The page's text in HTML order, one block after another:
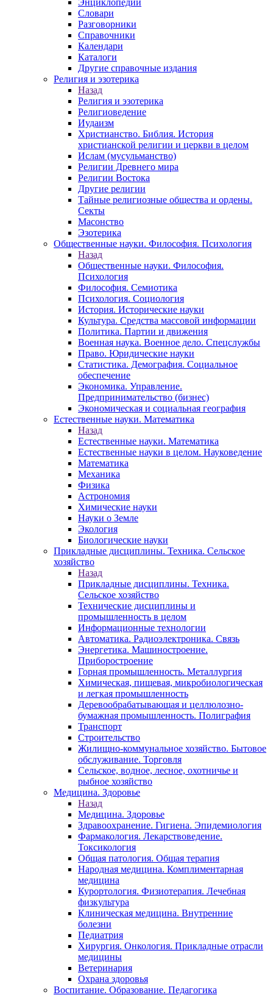
Энциклопедии
Словари
Разговорники
Справочники
Календари
Каталоги
Другие справочные издания
Религия и эзотерика
Назад
Религия и эзотерика
Религиоведение
Иудаизм
Христианство. Библия. История
христианской религии и церкви в целом
Ислам (мусульманство)
Религии Древнего мира
Религии Востока
Другие религии
Тайные религиозные общества и ордены.
Секты
Масонство
Эзотерика
Общественные науки. Философия. Психология
Назад
Общественные науки. Философия.
Психология
Философия. Семиотика
Психология. Социология
История. Исторические науки
Культура. Средства массовой информации
Политика. Партии и движения
Военная наука. Военное дело. Спецслужбы
Право. Юридические науки
Статистика. Демография. Социальное
обеспечение
Экономика. Управление.
Предпринимательство (бизнес)
Экономическая и социальная география
Естественные науки. Математика
Назад
Естественные науки. Математика
Естественные науки в целом. Науковедение
Математика
Механика
Физика
Астрономия
Химические науки
Науки о Земле
Экология
Биологические науки
Прикладные дисциплины. Техника. Сельское
хозяйство
Назад
Прикладные дисциплины. Техника.
Сельское хозяйство
Технические дисциплины и
промышленность в целом
Информационные технологии
Автоматика. Радиоэлектроника. Связь
Энергетика. Машиностроение.
Приборостроение
Горная промышленность. Металлургия
Химическая, пищевая, микробиологическая
и легкая промышленность
Деревообрабатывающая и целлюлозно-
бумажная промышленность. Полиграфия
Транспорт
Строительство
Жилищно-коммунальное хозяйство. Бытовое
обслуживание. Торговля
Сельское, водное, лесное, охотничье и
рыбное хозяйство
Медицина. Здоровье
Назад
Медицина. Здоровье
Здравоохранение. Гигиена. Эпидемиология
Фармакология. Лекарствоведение.
Токсикология
Общая патология. Общая терапия
Народная медицина. Комплиментарная
медицина
Курортология. Физиотерапия. Лечебная
физкультура
Клиническая медицина. Внутренние
болезни
Педиатрия
Хирургия. Онкология. Прикладные отрасли
медицины
Ветеринария
Охрана здоровья
Воспитание. Образование. Педагогика